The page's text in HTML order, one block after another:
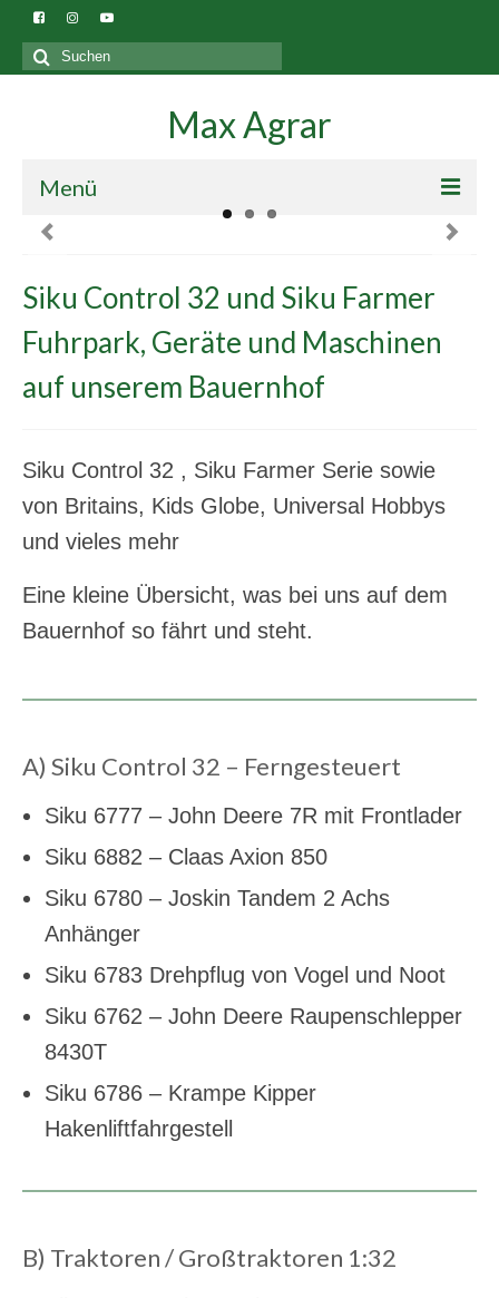
Suchen
nach:
Max Agrar
Menü
Blog
Gebäude
Siku Control 32 und Siku Farmer
Fuhrpark, Geräte und Maschinen
auf unserem Bauernhof
Siku Control 32 , Siku Farmer Serie sowie
von Britains, Kids Globe, Universal Hobbys
und vieles mehr
Eine kleine Übersicht, was bei uns auf dem
Bauernhof so fährt und steht.
A) Siku Control 32 – Ferngesteuert
Siku 6777 – John Deere 7R mit Frontlader
Siku 6882 – Claas Axion 850
Siku 6780 – Joskin Tandem 2 Achs
Anhänger
Siku 6783 Drehpflug von Vogel und Noot
Siku 6762 – John Deere Raupenschlepper
8430T
Siku 6786 – Krampe Kipper
Hakenliftfahrgestell
B) Traktoren / Großtraktoren 1:32